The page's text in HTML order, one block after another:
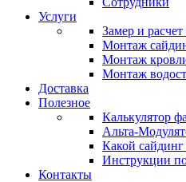
Услуги
Замер и
Монтаж
Монтаж
Монтаж
Доставка
Полезное
Калькулятор
Альта-
Какой
Инструкции
Контакты